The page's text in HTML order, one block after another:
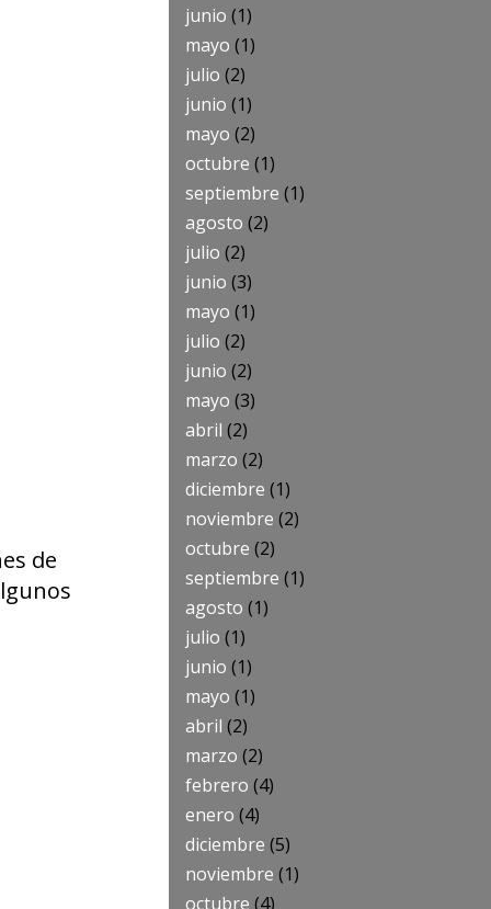
de
junio (1)
mayo (1)
julio (2)
junio (1)
mayo (2)
octubre (1)
septiembre (1)
agosto (2)
julio (2)
junio (3)
mayo (1)
julio (2)
junio (2)
mayo (3)
abril (2)
marzo (2)
diciembre (1)
noviembre (2)
octubre (2)
septiembre (1)
agosto (1)
julio (1)
junio (1)
mayo (1)
abril (2)
marzo (2)
febrero (4)
enero (4)
diciembre (5)
noviembre (1)
octubre (4)